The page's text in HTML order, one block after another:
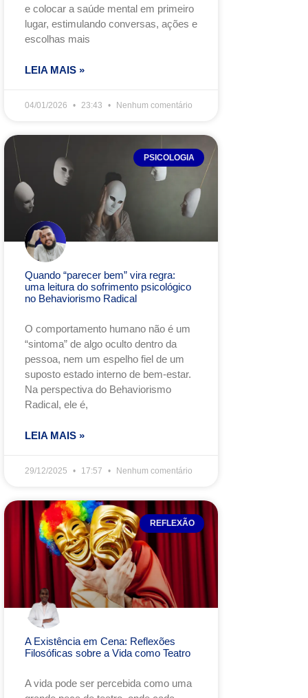
e colocar a saúde mental em primeiro
lugar, estimulando conversas, ações e
escolhas mais
LEIA MAIS »
04/01/2026 23:43 Nenhum comentário
PSICOLOGIA
Quando “parecer bem” vira regra:
uma leitura do sofrimento psicológico
no Behaviorismo Radical
O comportamento humano não é um
“sintoma” de algo oculto dentro da
pessoa, nem um espelho fiel de um
suposto estado interno de bem-estar.
Na perspectiva do Behaviorismo
Radical, ele é,
LEIA MAIS »
29/12/2025 17:57 Nenhum comentário
REFLEXÃO
A Existência em Cena: Reflexões
Filosóficas sobre a Vida como Teatro
A vida pode ser percebida como uma